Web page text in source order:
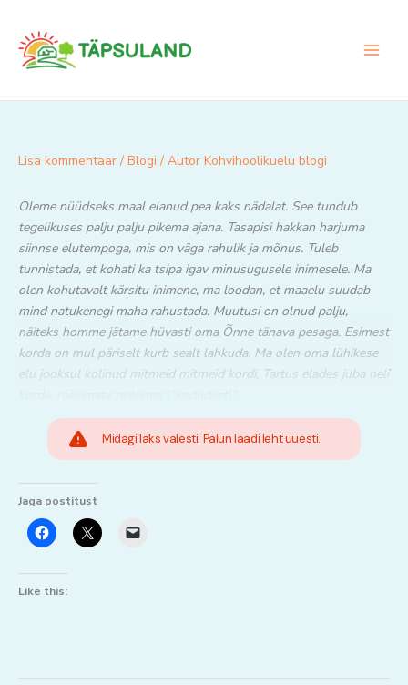
content
Lisa kommentaar / Blogi / Autor Kohvihoolikuelu blogi
Oleme nüüdseks maal elanud pea kaks nädalat. See tundub
tegelikuses palju palju pikema ajana. Tasapisi hakkan harjuma
siinnse elutempoga, mis on väga rahulik ja mõnus. Tuleb
tunnistada, et kohati ka tsipa igav minusugusele inimesele. Ma
olen kohutavalt kärsitu inimene, ma loodan, et maaelu suudab
mind natukenegi maha rahustada. Muutusi on olnud palju,
näiteks homme jätame hüvasti oma Õnne tänava pesaga. Esimest
korda on mul päriselt kurb sealt lahkuda. Ma olen oma lühikese
elu jooksul kolinud mitmeid mitmeid kordi, Tartus elades juba neli
Midagi läks valesti. Palun laadi leht uuesti.
Jaga postitust
Like this: